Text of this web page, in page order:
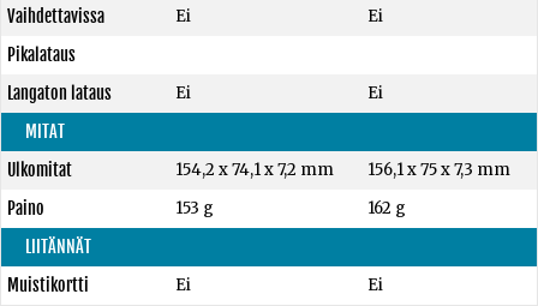
Vaihdettavissa
Ei
Ei
Pikalataus
Langaton lataus
Ei
Ei
MITAT
Ulkomitat
154,2 x 74,1 x 7,2 mm
156,1 x 75 x 7,3 mm
Paino
153 g
162 g
LIITÄNNÄT
Muistikortti
Ei Ei